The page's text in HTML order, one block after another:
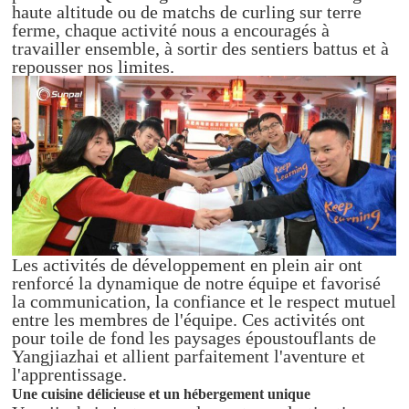
haute altitude ou de matchs de curling sur terre
ferme, chaque activité nous a encouragés à
travailler ensemble, à sortir des sentiers battus et à
repousser nos limites.
Les activités de développement en plein air ont
renforcé la dynamique de notre équipe et favorisé
la communication, la confiance et le respect mutuel
entre les membres de l'équipe. Ces activités ont
pour toile de fond les paysages époustouflants de
Yangjiazhai et allient parfaitement l'aventure et
l'apprentissage.
Une cuisine délicieuse et un hébergement unique